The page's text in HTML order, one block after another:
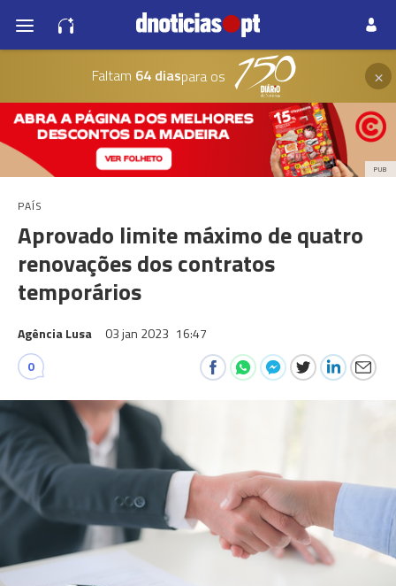
Faltam 64 diaspara os ×
PUB
PAÍS
Aprovado limite máximo de quatro
renovações dos contratos
temporários
Agência Lusa 03 jan 2023 16:47
0